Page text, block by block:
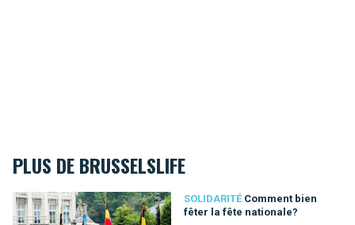
PLUS DE BRUSSELSLIFE
SOLIDARITÉ Comment bien
fêter la fête nationale?
Comment bien fêter la fête nationale?